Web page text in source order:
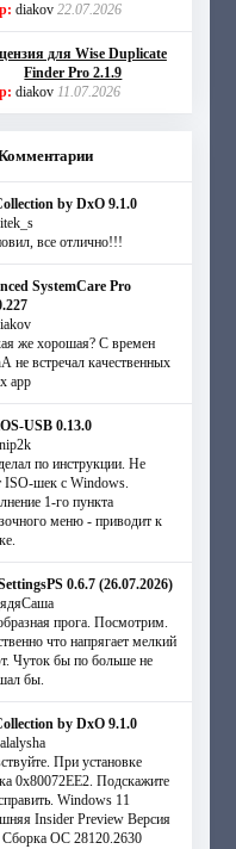
diakov 22.07.2026
для Wise Duplicate
Finder Pro 2.1.9
diakov 11.07.2026
by DxO 9.1.0
все отлично!!!
SystemCare Pro
же хорошая? С времен
не встречал качественных
app
USB 0.13.0
по инструкции. Не
ISO-шек с Windows.
1-го пункта
меню - приводит к
0.6.7 (26.07.2026)
прога. Посмотрим.
что напрягает мелкий
Чуток бы по больше не
бы.
by DxO 9.1.0
При установке
0х80072EE2. Подскажите
Windows 11
Insider Preview Версия
ОС 28120.2630